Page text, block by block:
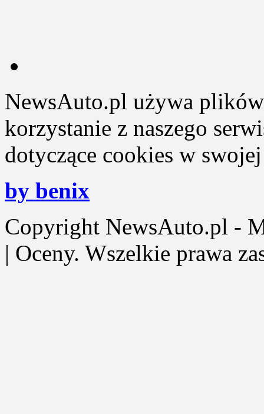
NewsAuto.pl używa
korzystanie z naszego
dotyczące cookies w
by benix
Copyright NewsAuto.pl -
| Oceny. Wszelkie prawa